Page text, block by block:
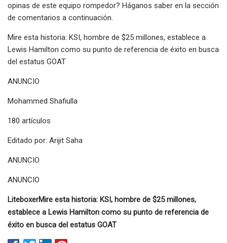
opinas de este equipo rompedor? Háganos saber en la sección
de comentarios a continuación.
Mire esta historia: KSI, hombre de $25 millones, establece a
Lewis Hamilton como su punto de referencia de éxito en busca
del estatus GOAT
ANUNCIO
Mohammed Shafiulla
180 artículos
Editado por: Arijit Saha
ANUNCIO
ANUNCIO
LiteboxerMire esta historia: KSI, hombre de $25 millones,
establece a Lewis Hamilton como su punto de referencia de
éxito en busca del estatus GOAT